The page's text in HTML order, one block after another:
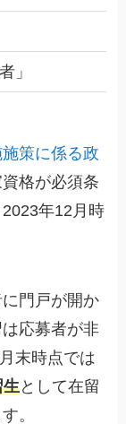
」
策に係る政
格が必須条
年12月時
門戸が開か
応募者が非
末時点では
生として在留
。